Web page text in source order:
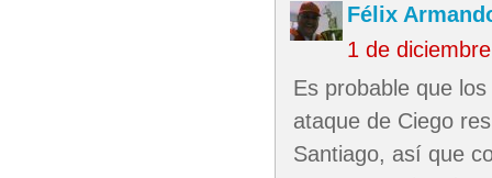
Félix
1 de
Es probable que
ataque de Ciego
Santiago, así que